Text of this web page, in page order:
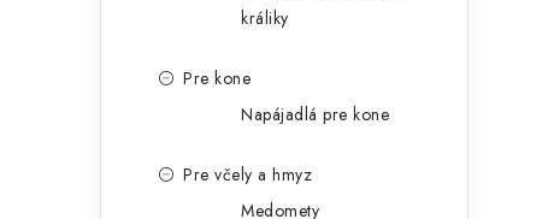
králiky
Pre kone
Napájadlá pre kone
Pre včely a hmyz
Medomety